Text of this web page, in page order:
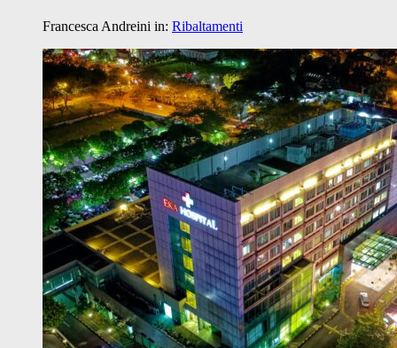
Francesca Andreini in: Ribaltamenti